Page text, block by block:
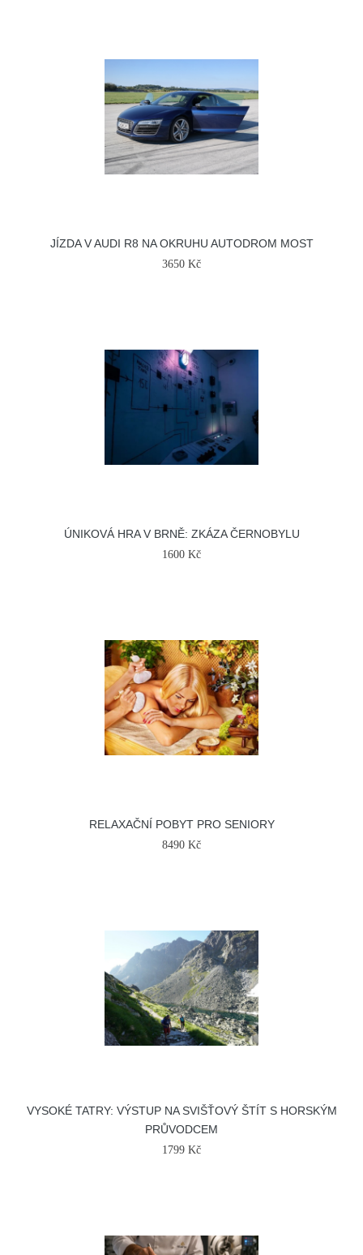
JÍZDA V AUDI R8 NA OKRUHU AUTODROM MOST
3650 Kč
ÚNIKOVÁ HRA V BRNĚ: ZKÁZA ČERNOBYLU
1600 Kč
RELAXAČNÍ POBYT PRO SENIORY
8490 Kč
VYSOKÉ TATRY: VÝSTUP NA SVIŠŤOVÝ ŠTÍT S HORSKÝM
PRŮVODCEM
1799 Kč